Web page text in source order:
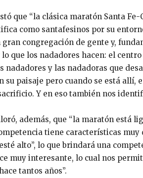
que “la clásica maratón Santa
como santafesinos por su
gran congregación de gente y,
que los nadadores hacen: el
nadadores y las nadadoras que
su paisaje pero cuando se está allí,
Y en eso también nos
además, que “la maratón está
tiene características
alto”, lo que brindará una
muy interesante, lo cual nos
tantos años”.